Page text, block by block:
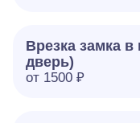
Врезка замка
дверь)
от 1500 ₽